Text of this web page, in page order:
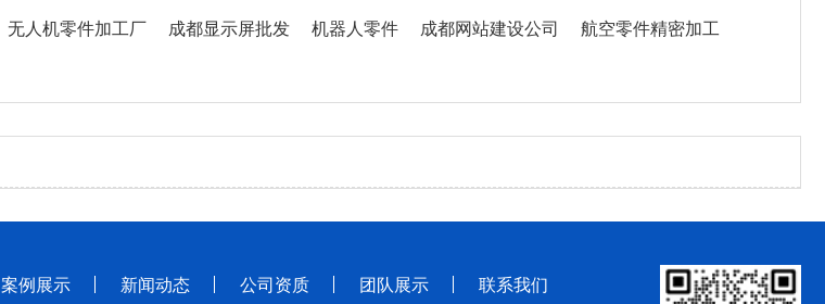
无人机零件加工厂 成都显示屏批发 机器人零件 成都网站建设公司
航空零件精密加工
案例展示 新闻动态 公司资质 团队展示 联系我们